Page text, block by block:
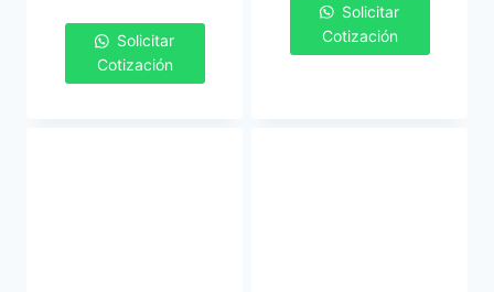
Solicitar
Cotización
Solicitar
Cotización